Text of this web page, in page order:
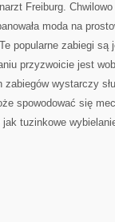
Freiburg.
moda na
popularne zabiegi są
przyzwoicie jest
wystarczy
spowodować się
tuzinkowe